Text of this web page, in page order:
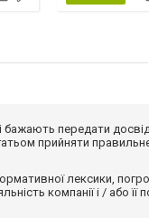
бажають передати
прийняти
лексики,
компанії і / або